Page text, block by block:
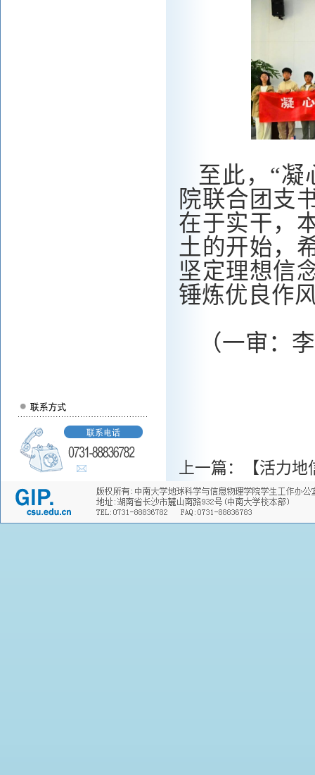
至此， “凝
院联合团支
在于实干，
土的开始，
坚定理想信
锤炼优良作
（一审：
上一篇： 【活力